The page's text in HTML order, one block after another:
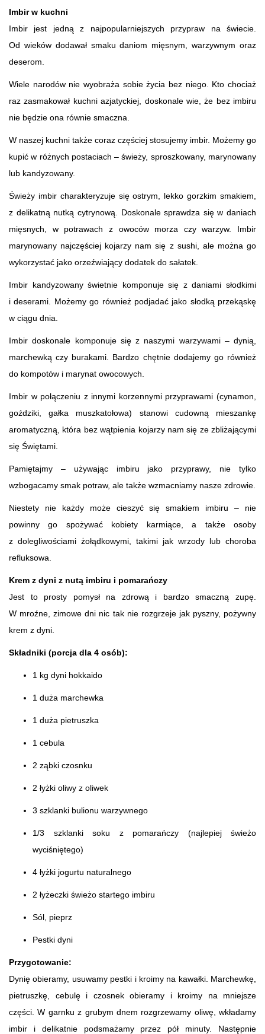
Imbir w kuchni
Imbir jest jedną z najpopularniejszych przypraw na świecie.
Od wieków dodawał smaku daniom mięsnym, warzywnym oraz
deserom.
Wiele narodów nie wyobraża sobie życia bez niego. Kto chociaż
raz zasmakował kuchni azjatyckiej, doskonale wie, że bez imbiru
nie będzie ona równie smaczna.
W naszej kuchni także coraz częściej stosujemy imbir. Możemy go
kupić w różnych postaciach – świeży, sproszkowany, marynowany
lub kandyzowany.
Świeży imbir charakteryzuje się ostrym, lekko gorzkim smakiem,
z delikatną nutką cytrynową. Doskonale sprawdza się w daniach
mięsnych, w potrawach z owoców morza czy warzyw. Imbir
marynowany najczęściej kojarzy nam się z sushi, ale można go
wykorzystać jako orzeźwiający dodatek do sałatek.
Imbir kandyzowany świetnie komponuje się z daniami słodkimi
i deserami. Możemy go również podjadać jako słodką przekąskę
w ciągu dnia.
Imbir doskonale komponuje się z naszymi warzywami – dynią,
marchewką czy burakami. Bardzo chętnie dodajemy go również
do kompotów i marynat owocowych.
Imbir w połączeniu z innymi korzennymi przyprawami (cynamon,
goździki, gałka muszkatołowa) stanowi cudowną mieszankę
aromatyczną, która bez wątpienia kojarzy nam się ze zbliżającymi
się Świętami.
Pamiętajmy – używając imbiru jako przyprawy, nie tylko
wzbogacamy smak potraw, ale także wzmacniamy nasze zdrowie.
Niestety nie każdy może cieszyć się smakiem imbiru – nie
powinny go spożywać kobiety karmiące, a także osoby
z dolegliwościami żołądkowymi, takimi jak wrzody lub choroba
refluksowa.
Krem z dyni z nutą imbiru i pomarańczy
Jest to prosty pomysł na zdrową i bardzo smaczną zupę.
W mroźne, zimowe dni nic tak nie rozgrzeje jak pyszny, pożywny
krem z dyni.
Składniki (porcja dla 4 osób):
1 kg dyni hokkaido
1 duża marchewka
1 duża pietruszka
1 cebula
2 ząbki czosnku
2 łyżki oliwy z oliwek
3 szklanki bulionu warzywnego
1/3 szklanki soku z pomarańczy (najlepiej świeżo
wyciśniętego)
4 łyżki jogurtu naturalnego
2 łyżeczki świeżo startego imbiru
Sól, pieprz
Pestki dyni
Przygotowanie:
Dynię obieramy, usuwamy pestki i kroimy na kawałki. Marchewkę,
pietruszkę, cebulę i czosnek obieramy i kroimy na mniejsze
części. W garnku z grubym dnem rozgrzewamy oliwę, wkładamy
imbir i delikatnie podsmażamy przez pół minuty. Następnie